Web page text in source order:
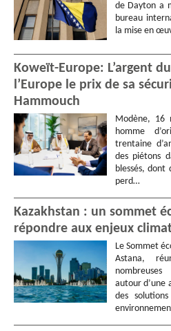
de Dayton a
bureau
la mise en
Koweït-Europe: L’argent
l’Europe le prix de sa
Hammouch
Modène, 16
homme
trentaine
des piétons
blessés,
perd…
Kazakhstan : un sommet
répondre aux enjeux
Le Sommet
Astana,
autour d’une
des